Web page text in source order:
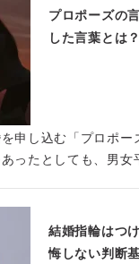
プロポーズの
した言葉とは？
申し込む「プロポー
ったとしても、男女
結婚指輪はつ
悔しない判断